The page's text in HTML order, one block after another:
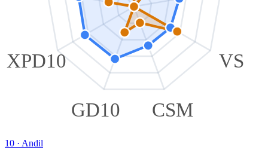
VS
CSM
GD10
XPD10
10 · Andil